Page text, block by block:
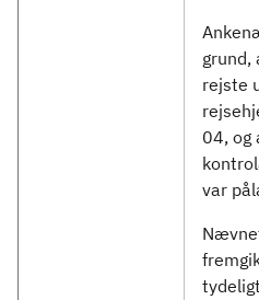
grund,
rejste
04, og
var